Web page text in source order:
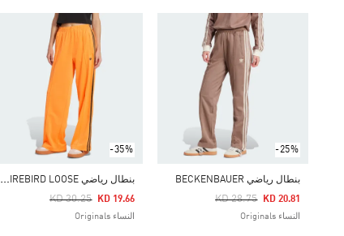
-25%
بنطال رياضي BECKENBAUER
Price Reduced From
KD 28.75
To KD 20.81
النساء Originals
-35%
ب
نطال رياضي ADICOLOR CLASSIC FIREBIRD LOOSE
Price Reduced From
KD 30.25
To KD 19.66
النساء Originals